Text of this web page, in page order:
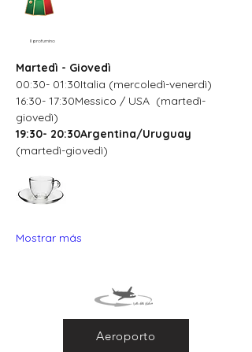
Il profumino
Martedì - Giovedì
00:30- 01:30Italia (mercoledì-venerdì)
16:30- 17:30Messico / USA  (martedì-
giovedì)
19:30- 20:30Argentina/Uruguay
(martedì-giovedì)
Mostrar más
Aeroporto